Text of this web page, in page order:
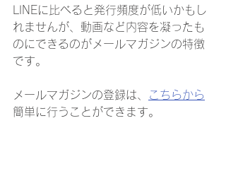
LINEに比べると発行頻度が低いかもし
れませんが、動画など内容を凝ったも
のにできるのがメールマガジンの特徴
です。
メールマガジンの登録は、
こちらから
簡単に行うことができます。